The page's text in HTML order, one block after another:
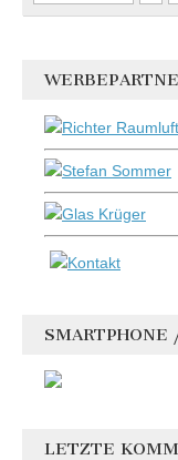
SMARTPHONE
LETZTE